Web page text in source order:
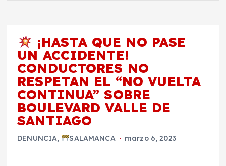
¡HASTA QUE NO PASE
UN ACCIDENTE!
CONDUCTORES NO
RESPETAN EL “NO VUELTA
CONTINUA” SOBRE
BOULEVARD VALLE DE
SANTIAGO
DENUNCIA, SALAMANCA marzo 6, 2023